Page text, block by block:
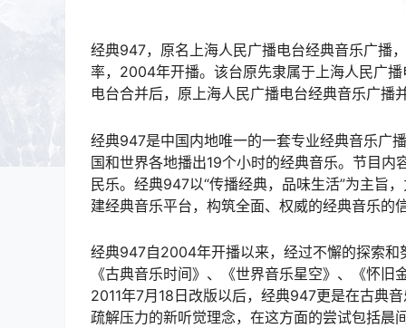
经典947，原名上海人民广播电台经典音乐广播
率，2004年开播。该台原先隶属于上海人民广
电台合并后，原上海人民广播电台经典音乐广
经典947是中国内地唯一的一套专业经典音乐广
国和世界各地播出19个小时的经典音乐。节目
民乐。经典947以“传播经典，品味生活”为主旨
建经典音乐平台，构筑全面、权威的经典音乐的
经典947自2004年开播以来，经过不懈的探索
《古典音乐时间》、《世界音乐星空》、《怀
2011年7月18日改版以后，经典947更是在古典
疏解压力的新听觉理念，在这方面的尝试包括晨